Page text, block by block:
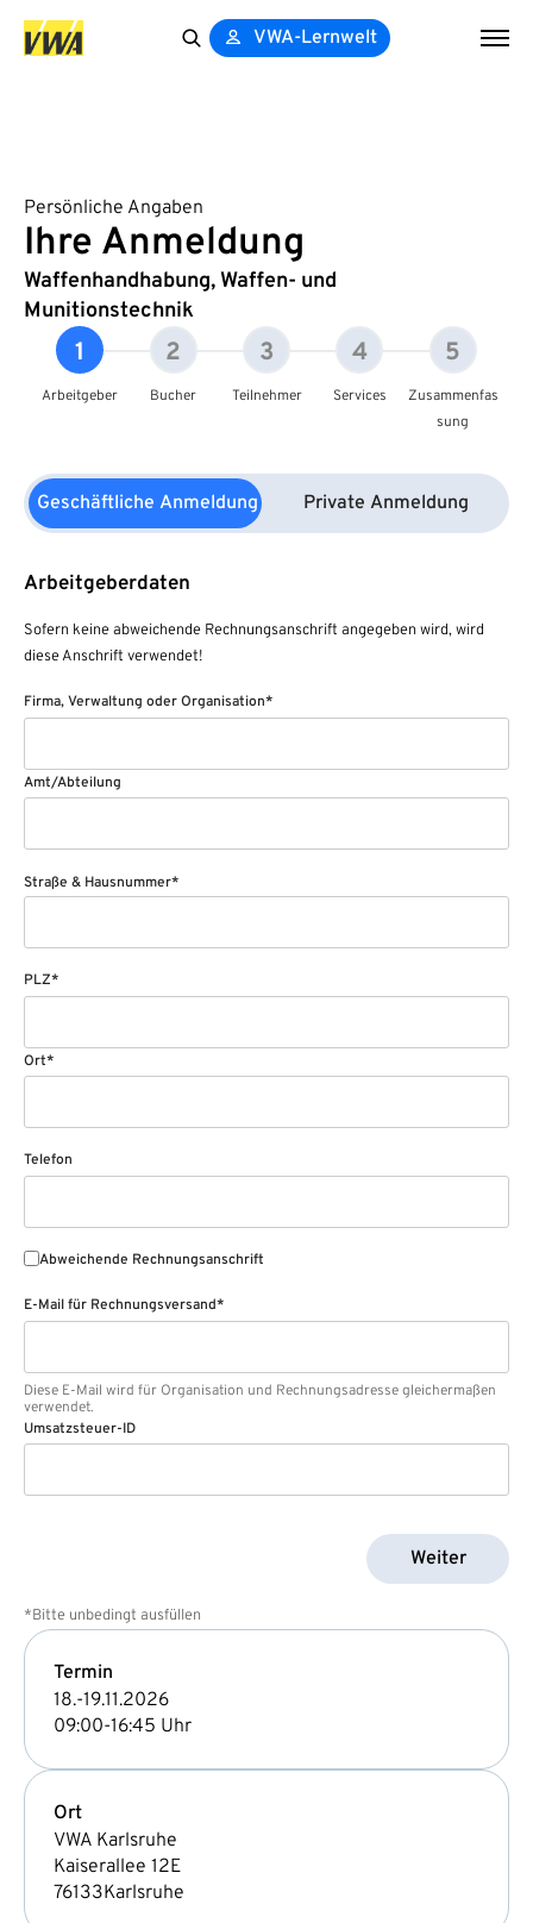
VWA-Lernwelt
Persönliche Angaben
Ihre Anmeldung
Waffenhandhabung, Waffen- und
Munitionstechnik
1
Arbeitgeber
2
Bucher
3
Teilnehmer
4
Services
5
Zusammenfas
sung
Geschäftliche Anmeldung Private Anmeldung
Arbeitgeberdaten
Sofern keine abweichende Rechnungsanschrift angegeben wird, wird
diese Anschrift verwendet!
Firma, Verwaltung oder Organisation*
Amt/Abteilung
Straße & Hausnummer*
PLZ*
Ort*
Telefon
Abweichende Rechnungsanschrift
E-Mail für Rechnungsversand*
Diese E-Mail wird für Organisation und Rechnungsadresse gleichermaßen
verwendet.
Umsatzsteuer-ID
Weiter
*Bitte unbedingt ausfüllen
Termin
18.-19.11.2026
09:00-16:45 Uhr
Ort
VWA Karlsruhe
Kaiserallee 12E
76133Karlsruhe